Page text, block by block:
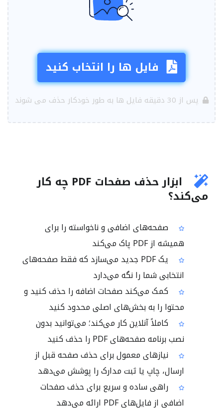
فایل ها را انتخاب کنید
پس از 30 دقیقه فایل ها به طور خودکار حذف می شوند
ابزار حذف صفحات PDF چه کار
می‌کند؟
صفحه‌های اضافی و ناخواسته را برای
همیشه از PDF پاک می‌کند
یک PDF جدید می‌سازد که فقط صفحه‌های
انتخابی شما را نگه می‌دارد
کمک می‌کند صفحات اضافه را حذف کنید و
محتوا را به بخش‌های اصلی محدود کنید
کاملاً آنلاین کار می‌کند؛ می‌توانید بدون
نصب برنامه صفحه‌های PDF را حذف کنید
نیازهای معمول برای حذف صفحه قبل از
ارسال، چاپ یا ثبت مدارک را پوشش می‌دهد
راهی ساده و سریع برای حذف صفحات
اضافی از فایل‌های PDF ارائه می‌دهد